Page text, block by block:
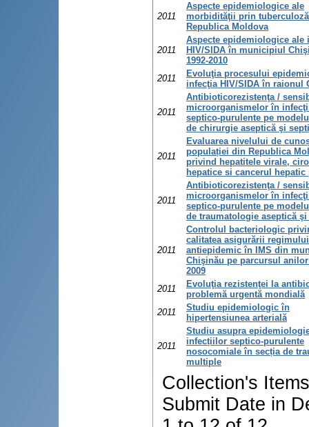
2011
Aspecte epidemiologice ale
morbidităţii prin
Republica Moldova
2011
Aspecte epidemiologice ale
HIV/SIDA în municipiul
1992-2010
2011
Evoluţia procesului
infecţia HIV/SIDA în raionul
2011
Antibioticorezistenţa /
microorganismelor în
septico-purulente pe
de chirurgie aseptică şi
2011
Evaluarea nivelului de
populației din Republica
privind hepatitele virale,
hepatice si cancerul hepatic
2011
Antibioticorezistenţa /
microorganismelor în
septico-purulente pe
de traumatologie aseptică şi
2011
Controlul bacteriologic
calitatea asigurării
antiepidemic în IMS din
Chişinău pe parcursul anilor
2009
2011
Evoluţia rezistenţei la
problemă urgentă mondială
2011
Studiu epidemiologic în
hipertensiunea arterială
2011
Studiu asupra
infecțiilor septico-purulente
nosocomiale în secția de
multiple
Collection's
Submit Date in